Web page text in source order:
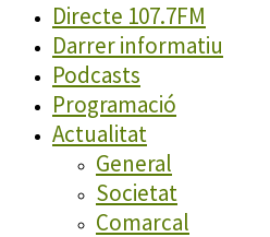
Directe 107.7FM
Darrer informatiu
Podcasts
Programació
Actualitat
General
Societat
Comarcal